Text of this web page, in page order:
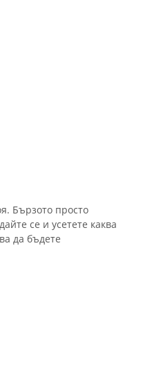
Бързото просто
се и усетете каква
да бъдете